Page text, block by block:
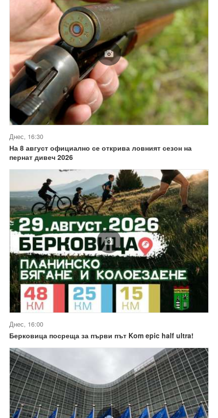
Днес, 16:30
На 8 август официално се открива ловният сезон на
пернат дивеч 2026
Днес, 16:00
Берковица посреща за първи път Kom epic half ultra!